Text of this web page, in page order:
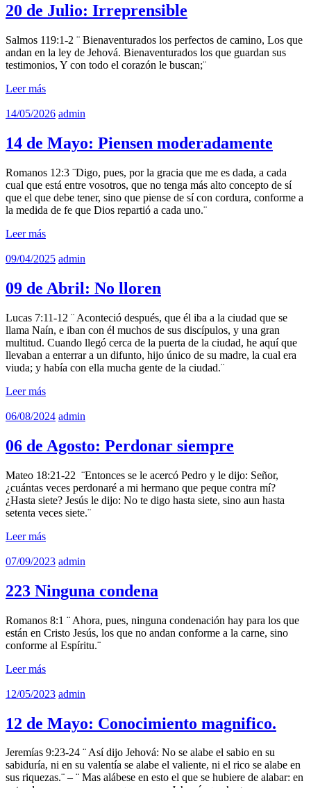
20 de Julio: Irreprensible
Salmos 119:1-2 ¨ Bienaventurados los perfectos de camino, Los que
andan en la ley de Jehová. Bienaventurados los que guardan sus
testimonios, Y con todo el corazón le buscan;¨
Leer más
14/05/2026 admin
14 de Mayo: Piensen moderadamente
Romanos 12:3 ¨Digo, pues, por la gracia que me es dada, a cada
cual que está entre vosotros, que no tenga más alto concepto de sí
que el que debe tener, sino que piense de sí con cordura, conforme a
la medida de fe que Dios repartió a cada uno.¨
Leer más
09/04/2025 admin
09 de Abril: No lloren
Lucas 7:11-12 ¨ Aconteció después, que él iba a la ciudad que se
llama Naín, e iban con él muchos de sus discípulos, y una gran
multitud. Cuando llegó cerca de la puerta de la ciudad, he aquí que
llevaban a enterrar a un difunto, hijo único de su madre, la cual era
viuda; y había con ella mucha gente de la ciudad.¨
Leer más
06/08/2024 admin
06 de Agosto: Perdonar siempre
Mateo 18:21-22 ¨Entonces se le acercó Pedro y le dijo: Señor,
¿cuántas veces perdonaré a mi hermano que peque contra mí?
¿Hasta siete? Jesús le dijo: No te digo hasta siete, sino aun hasta
setenta veces siete.¨
Leer más
07/09/2023 admin
223 Ninguna condena
Romanos 8:1 ¨ Ahora, pues, ninguna condenación hay para los que
están en Cristo Jesús, los que no andan conforme a la carne, sino
conforme al Espíritu.¨
Leer más
12/05/2023 admin
12 de Mayo: Conocimiento magnifico.
Jeremías 9:23-24 ¨ Así dijo Jehová: No se alabe el sabio en su
sabiduría, ni en su valentía se alabe el valiente, ni el rico se alabe en
sus riquezas.¨ – ¨ Mas alábese en esto el que se hubiere de alabar: en